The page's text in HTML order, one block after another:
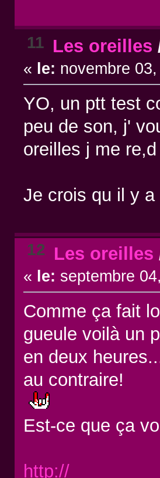
11 Les oreilles
« le: novembre
YO, un ptt test
peu de son, j'
oreilles j me
Je crois qu il y
12 Les oreilles
« le: septembre
Comme ça fait
gueule voilà un
en deux
au contraire!
Est-ce que ça
http://